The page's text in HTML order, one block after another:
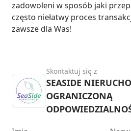
zadowoleni w sposób jaki
często niełatwy proces
zawsze dla Was!
Skontaktuj się z
SEASIDE
OGRANICZONĄ